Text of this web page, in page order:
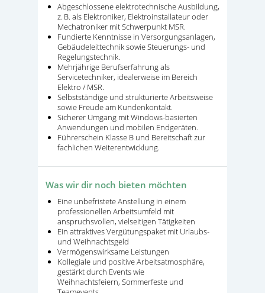
Abgeschlossene elektrotechnische Ausbildung,
z. B. als Elektroniker, Elektroinstallateur oder
Mechatroniker mit Schwerpunkt MSR.
Fundierte Kenntnisse in Versorgungsanlagen,
Gebäudeleittechnik sowie Steuerungs- und
Regelungstechnik.
Mehrjährige Berufserfahrung als
Servicetechniker, idealerweise im Bereich
Elektro / MSR.
Selbstständige und strukturierte Arbeitsweise
sowie Freude am Kundenkontakt.
Sicherer Umgang mit Windows-basierten
Anwendungen und mobilen Endgeräten.
Führerschein Klasse B und Bereitschaft zur
fachlichen Weiterentwicklung.
Was wir dir noch bieten möchten
Eine unbefristete Anstellung in einem
professionellen Arbeitsumfeld mit
anspruchsvollen, vielseitigen Tätigkeiten
Ein attraktives Vergütungspaket mit Urlaubs-
und Weihnachtsgeld
Vermögenswirksame Leistungen
Kollegiale und positive Arbeitsatmosphäre,
gestärkt durch Events wie
Weihnachtsfeiern, Sommerfeste und